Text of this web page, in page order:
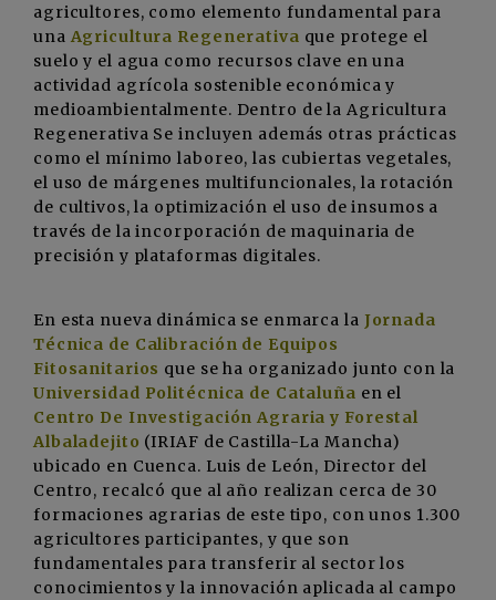
agricultores, como elemento fundamental para
una Agricultura Regenerativa que protege el
suelo y el agua como recursos clave en una
actividad agrícola sostenible económica y
medioambientalmente. Dentro de la Agricultura
Regenerativa Se incluyen además otras prácticas
como el mínimo laboreo, las cubiertas vegetales,
el uso de márgenes multifuncionales, la rotación
de cultivos, la optimización el uso de insumos a
través de la incorporación de maquinaria de
precisión y plataformas digitales.
En esta nueva dinámica se enmarca la Jornada
Técnica de Calibración de Equipos
Fitosanitarios que se ha organizado junto con la
Universidad Politécnica de Cataluña en el
Centro De Investigación Agraria y Forestal
Albaladejito (IRIAF de Castilla-La Mancha)
ubicado en Cuenca. Luis de León, Director del
Centro, recalcó que al año realizan cerca de 30
formaciones agrarias de este tipo, con unos 1.300
agricultores participantes, y que son
fundamentales para transferir al sector los
conocimientos y la innovación aplicada al campo